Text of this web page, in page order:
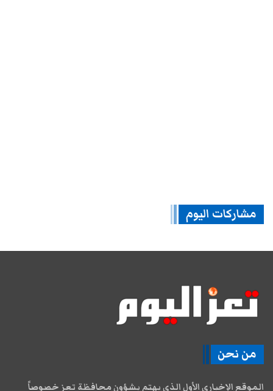
مشاركات اليوم
من نحن
الموقع الإخباري الأول الذي يهتم بشؤون محافظة تعز خصوصاً